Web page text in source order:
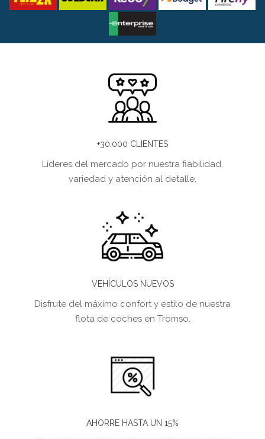
+30.000 CLIENTES
Líderes del mercado por nuestra fiabilidad,
variedad y atención al detalle.
VEHÍCULOS NUEVOS
Disfrute del máximo confort y estilo de nuestra
flota de coches en Tromso.
AHORRE HASTA UN 15%